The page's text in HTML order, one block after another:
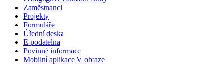
Zaměstnanci
Projekty
Formuláře
Úřední deska
E-podatelna
Povinné informace
Mobilní aplikace V obraze